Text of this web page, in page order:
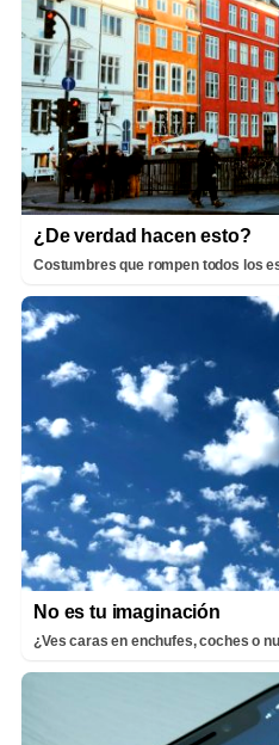
¿De verdad hacen esto?
Costumbres que rompen todos los
No es tu imaginación
¿Ves caras en enchufes, coches o